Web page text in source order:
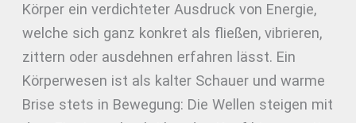
Körper ein verdichteter Ausdruck von Energie,
welche sich ganz konkret als fließen, vibrieren,
zittern oder ausdehnen erfahren lässt. Ein
Körperwesen ist als kalter Schauer und warme
Brise stets in Bewegung: Die Wellen steigen mit